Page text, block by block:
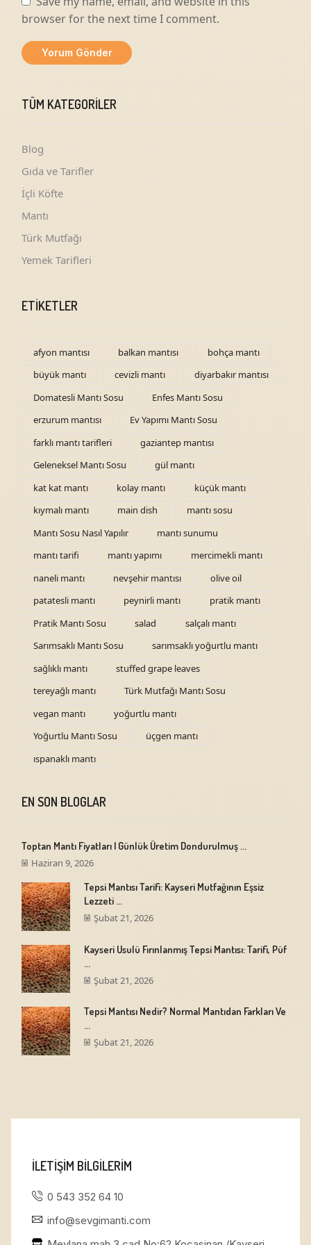
browser for the next time I comment.
TÜM KATEGORILER
Blog
Gıda ve Tarifler
İçli Köfte
Mantı
Türk Mutfağı
Yemek Tarifleri
ETIKETLER
afyon mantısı balkan mantısı
bohça mantı
büyük mantı
cevizli mantı
diyarbakır mantısı
Domatesli Mantı Sosu
Enfes Mantı Sosu
erzurum mantısı
Ev Yapımı Mantı Sosu
farklı mantı tarifleri
gaziantep mantısı
Geleneksel Mantı Sosu
gül mantı
kat kat mantı
kolay mantı
küçük mantı
kıymalı mantı
main dish
mantı sosu
Mantı Sosu Nasıl Yapılır
mantı sunumu
mantı tarifi
mantı yapımı
mercimekli mantı
naneli mantı
nevşehir mantısı
olive oil
patatesli mantı
peynirli mantı
pratik mantı
Pratik Mantı Sosu
salad
salçalı mantı
Sarımsaklı Mantı Sosu
sarımsaklı yoğurtlu mantı
sağlıklı mantı
stuffed grape leaves
tereyağlı mantı
Türk Mutfağı Mantı Sosu
vegan mantı
yoğurtlu mantı
Yoğurtlu Mantı Sosu
üçgen mantı
ıspanaklı mantı
EN SON BLOGLAR
Toptan Mantı Fiyatları | Günlük Üretim Dondurulmuş ...
Haziran 9, 2026
Tepsi Mantısı Tarifi: Kayseri Mutfağının Eşsiz
Lezzeti ...
Şubat 21, 2026
Kayseri Usulü Fırınlanmış Tepsi Mantısı: Tarifi, Püf
...
Şubat 21, 2026
Tepsi Mantısı Nedir? Normal Mantıdan Farkları Ve
...
Şubat 21, 2026
ILETIŞIM BILGILERIM
0 543 352 64 10
info@sevgimanti.com